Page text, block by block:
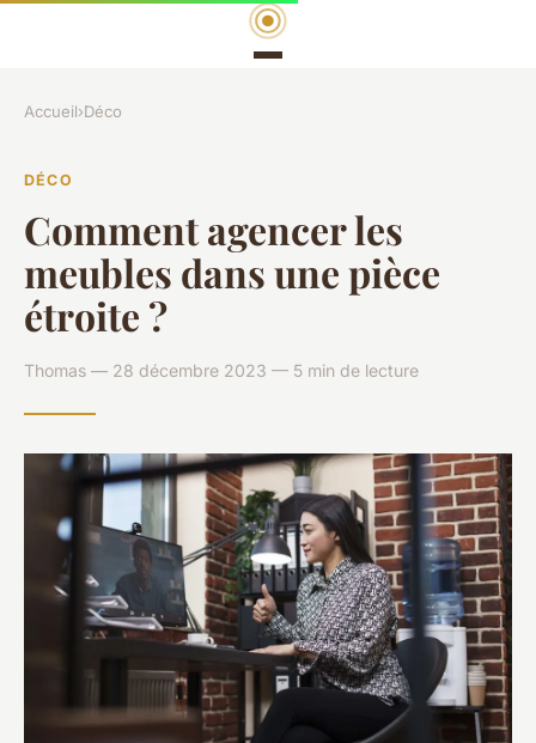
Accueil›Déco
DÉCO
Comment agencer les
meubles dans une pièce
étroite ?
Thomas — 28 décembre 2023 — 5 min de lecture